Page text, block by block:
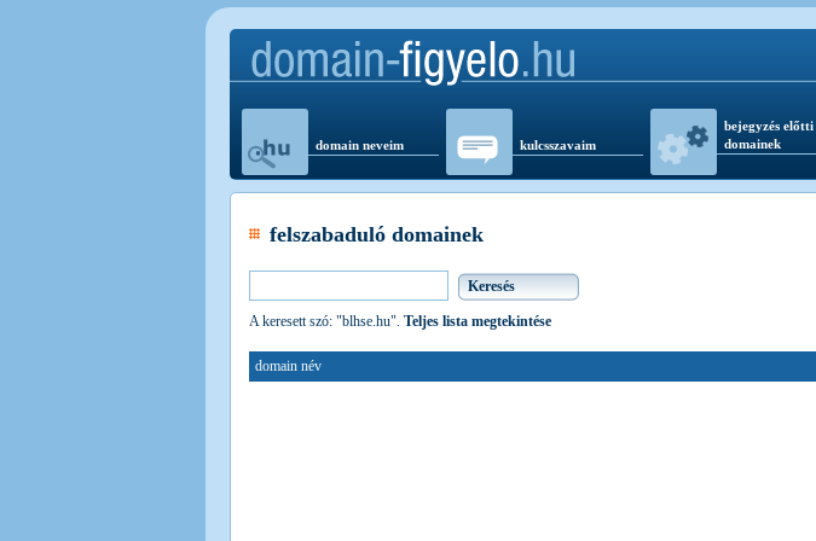
domain neveim kulcsszavaim
bejegyzés előtti
domainek
felszabaduló domainek
A keresett szó: "blhse.hu". Teljes lista megtekintése
domain név